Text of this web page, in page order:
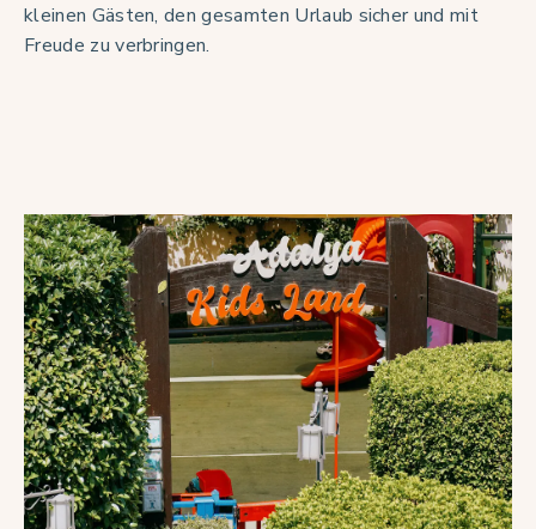
kleinen Gästen, den gesamten Urlaub sicher und mit
Freude zu verbringen.